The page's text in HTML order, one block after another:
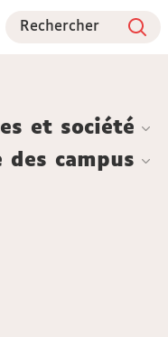
Rechercher
et société
des campus